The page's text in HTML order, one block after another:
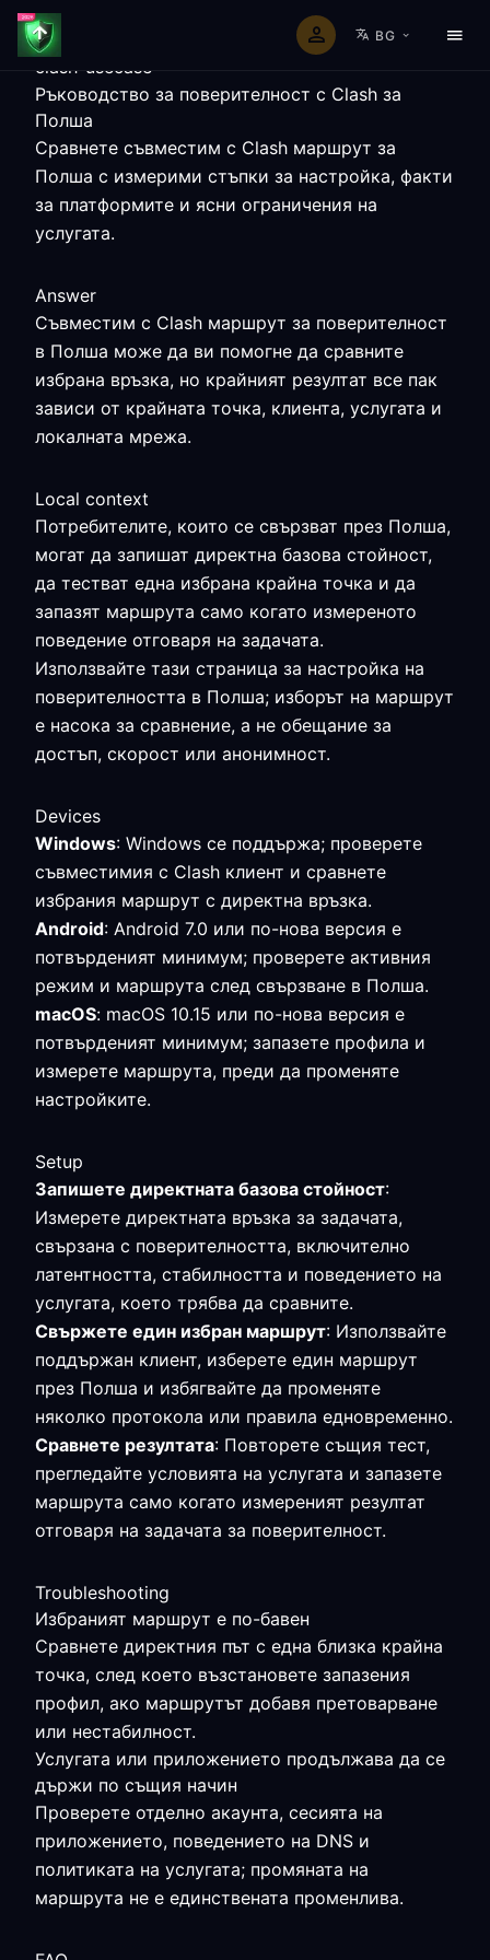
BG
clash-usecase
Ръководство за поверителност с Clash за
Полша
Сравнете съвместим с Clash маршрут за
Полша с измерими стъпки за настройка, факти
за платформите и ясни ограничения на
услугата.
Answer
Съвместим с Clash маршрут за поверителност
в Полша може да ви помогне да сравните
избрана връзка, но крайният резултат все пак
зависи от крайната точка, клиента, услугата и
локалната мрежа.
Local context
Потребителите, които се свързват през Полша,
могат да запишат директна базова стойност,
да тестват една избрана крайна точка и да
запазят маршрута само когато измереното
поведение отговаря на задачата.
Използвайте тази страница за настройка на
поверителността в Полша; изборът на маршрут
е насока за сравнение, а не обещание за
достъп, скорост или анонимност.
Devices
Windows: Windows се поддържа; проверете
съвместимия с Clash клиент и сравнете
избрания маршрут с директна връзка.
Android: Android 7.0 или по-нова версия е
потвърденият минимум; проверете активния
режим и маршрута след свързване в Полша.
macOS: macOS 10.15 или по-нова версия е
потвърденият минимум; запазете профила и
измерете маршрута, преди да променяте
настройките.
Setup
Запишете директната базова стойност:
Измерете директната връзка за задачата,
свързана с поверителността, включително
латентността, стабилността и поведението на
услугата, което трябва да сравните.
Свържете един избран маршрут: Използвайте
поддържан клиент, изберете един маршрут
през Полша и избягвайте да променяте
няколко протокола или правила едновременно.
Сравнете резултата: Повторете същия тест,
прегледайте условията на услугата и запазете
маршрута само когато измереният резултат
отговаря на задачата за поверителност.
Troubleshooting
Избраният маршрут е по-бавен
Сравнете директния път с една близка крайна
точка, след което възстановете запазения
профил, ако маршрутът добавя претоварване
или нестабилност.
Услугата или приложението продължава да се
държи по същия начин
Проверете отделно акаунта, сесията на
приложението, поведението на DNS и
политиката на услугата; промяната на
маршрута не е единствената променлива.